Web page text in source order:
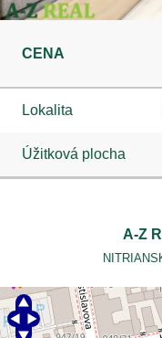
CENA
Lokalita
Úžitková plocha
A-Z